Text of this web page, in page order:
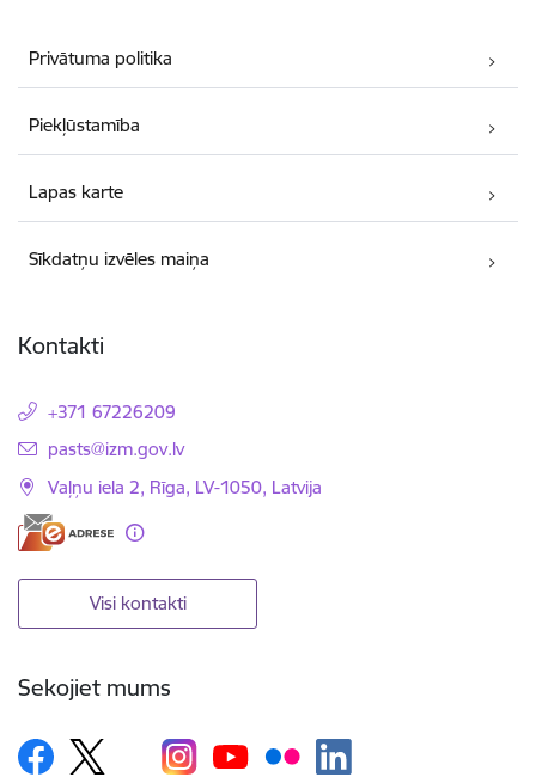
Privātuma politika
Piekļūstamība
Lapas karte
Sīkdatņu izvēles maiņa
Kontakti
+371 67226209
E-pasts:
pasts@izm.gov.lv
Vaļņu iela 2, Rīga, LV-1050, Latvija
Visi kontakti
Sekojiet mums